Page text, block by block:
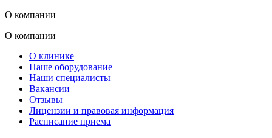
О компании
О компании
О клинике
Наше оборудование
Наши специалисты
Вакансии
Отзывы
Лицензии и правовая информация
Расписание приема